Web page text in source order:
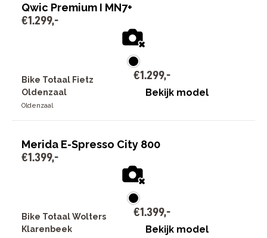
Qwic Premium I MN7+
€1 .299,-
Bike Totaal Fietz
Oldenzaal
Oldenzaal
€1 .299,-
Bekijk model
Merida E-Spresso City 800
€1 .399,-
Bike Totaal Wolters
Klarenbeek
€1 .399,-
Bekijk model